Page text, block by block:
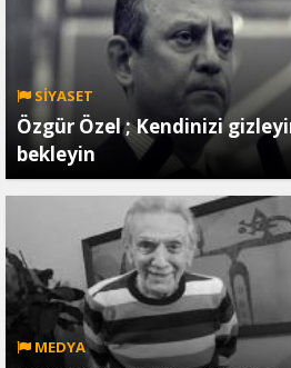
SİYASET
Özgür Özel ; Kendinizi
bekleyin
MEDYA